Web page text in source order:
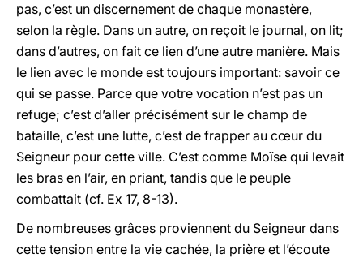
pas, c’est un discernement de chaque monastère,
selon la règle. Dans un autre, on reçoit le journal, on lit;
dans d’autres, on fait ce lien d’une autre manière. Mais
le lien avec le monde est toujours important: savoir ce
qui se passe. Parce que votre vocation n’est pas un
refuge; c’est d’aller précisément sur le champ de
bataille, c’est une lutte, c’est de frapper au cœur du
Seigneur pour cette ville. C’est comme Moïse qui levait
les bras en l’air, en priant, tandis que le peuple
combattait (cf. Ex 17, 8-13).
De nombreuses grâces proviennent du Seigneur dans
cette tension entre la vie cachée, la prière et l’écoute